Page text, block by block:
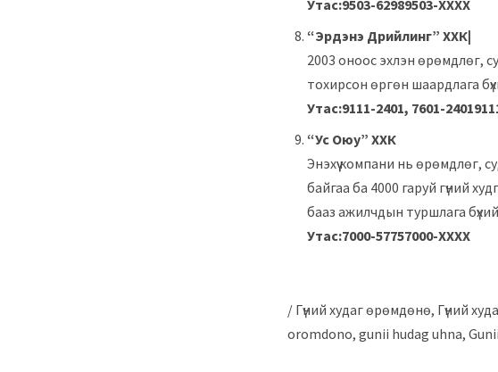
Утас:9503-62989503-ХХХХ
“Эрдэнэ Дрийлинг” ХХК|
2003 оноос эхлэн өрөмдлөг,
тохирсон өргөн шаардлага
Утас:9111-2401, 7601-2401
“Ус Оюу” ХХК
Энэхүү компани нь өрөмдлөг,
байгаа ба 4000 гаруй гүний
бааз ажилчдын туршлага
Утас:7000-57757000-ХХХХ
/ Гүний худаг өрөмдөнө, Гүний
oromdono, gunii hudag uhna,